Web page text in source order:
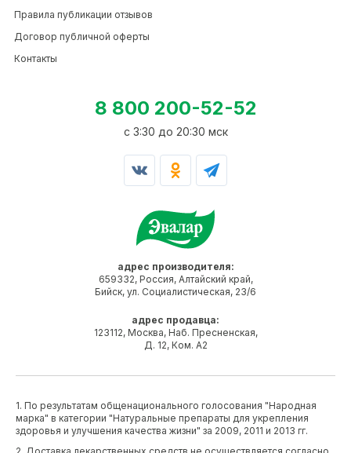
адрес производителя:
659332, Россия, Алтайский край,
Бийск, ул. Социалистическая, 23/6
адрес продавца:
123112, Москва, Наб. Пресненская,
Д. 12, Ком. А2
Правила публикации отзывов
Договор публичной оферты
Контакты
8 800 200-52-52
c 3:30 до 20:30 мск
1. По результатам общенационального голосования "Народная
марка" в категории "Натуральные препараты для укрепления
здоровья и улучшения качества жизни" за 2009, 2011 и 2013 гг.